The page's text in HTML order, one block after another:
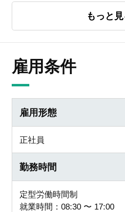
雇用条件
雇用形態
正社員
勤務時間
定型労働時間制
就業時間：08:30 〜 17:00